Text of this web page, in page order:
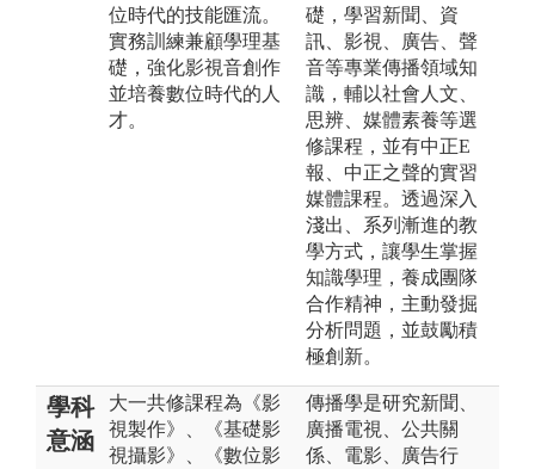
位時代的技能匯流。
實務訓練兼顧學理基
礎，強化影視音創作
並培養數位時代的人
才。
礎，學習新聞、資
訊、影視、廣告、聲
音等專業傳播領域知
識，輔以社會人文、
思辨、媒體素養等選
修課程，並有中正E
報、中正之聲的實習
媒體課程。透過深入
淺出、系列漸進的教
學方式，讓學生掌握
知識學理，養成團隊
合作精神，主動發掘
分析問題，並鼓勵積
極創新。
學科
意涵
大一共修課程為《影
視製作》、《基礎影
視攝影》、《數位影
傳播學是研究新聞、
廣播電視、公共關
係、電影、廣告行